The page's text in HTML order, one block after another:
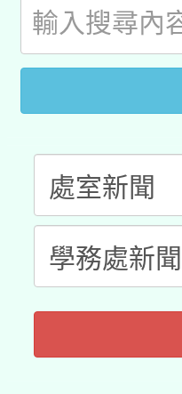
動」
開 智慧